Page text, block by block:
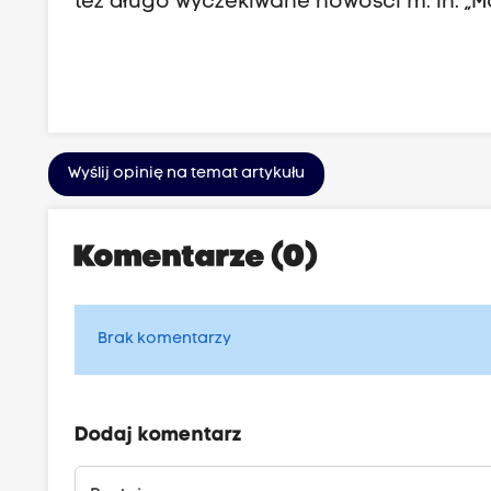
Wyślij opinię na temat artykułu
Komentarze (0)
Brak komentarzy
Dodaj komentarz